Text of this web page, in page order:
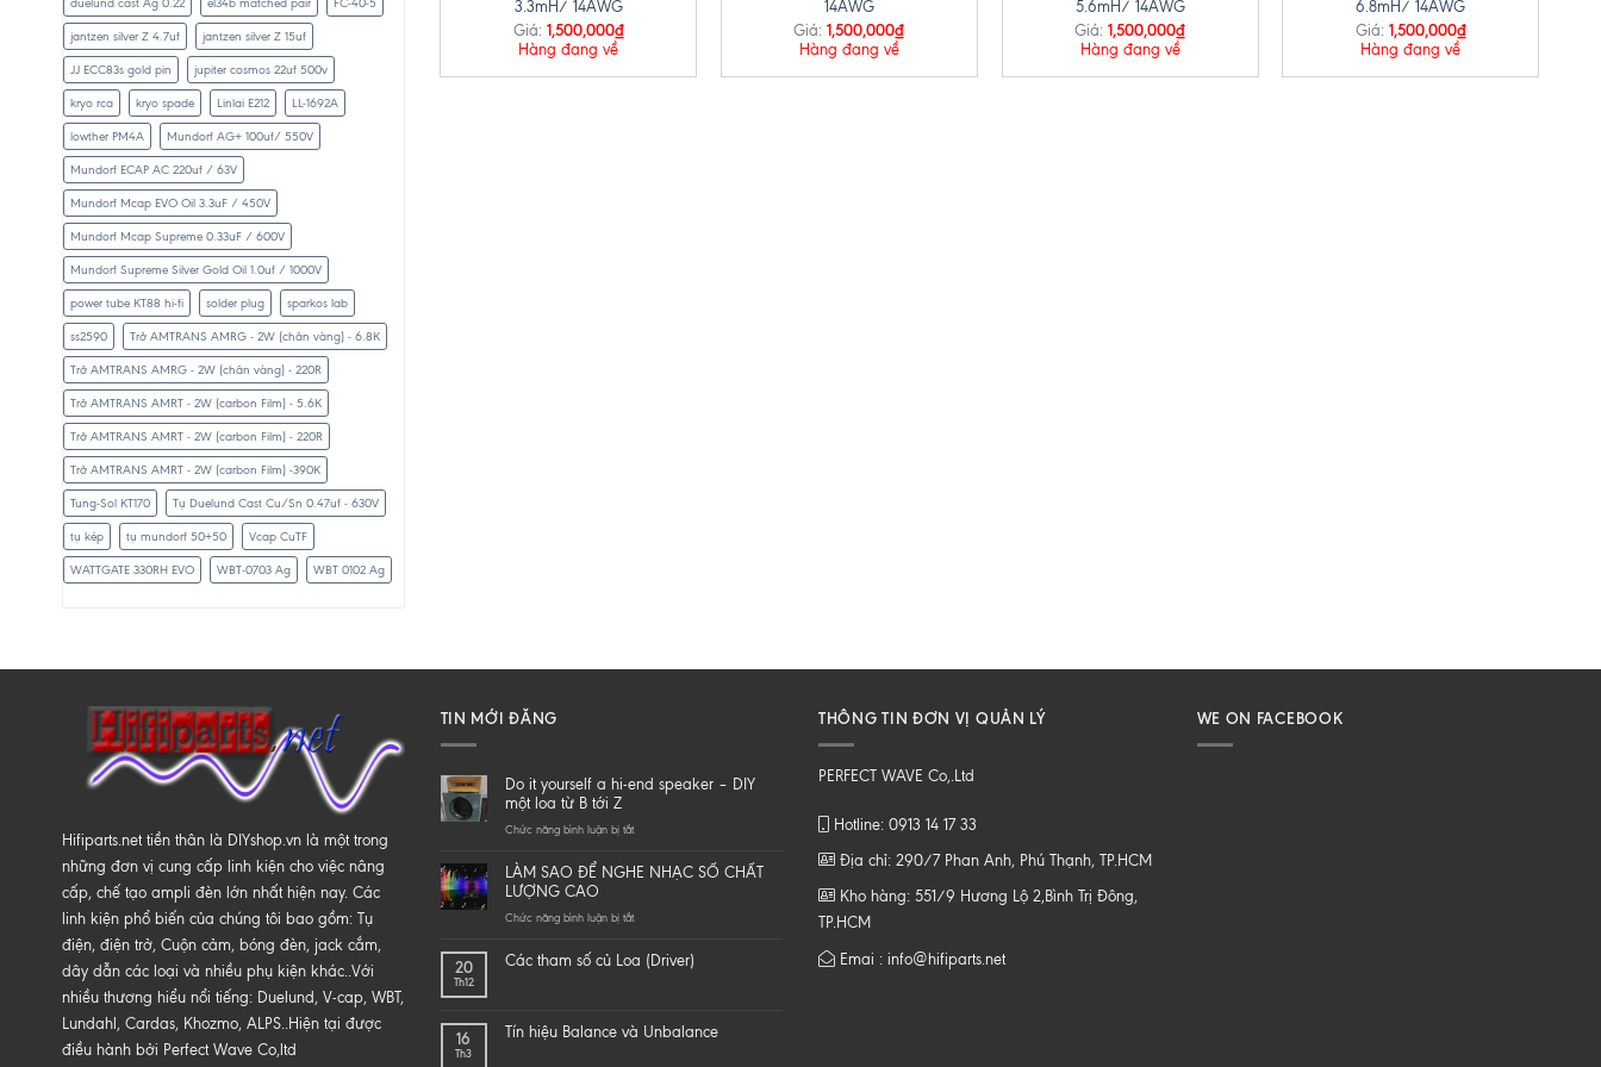
duelund cast Ag 0.22 el34b matched pair FC-40-5
jantzen silver Z 4.7uf jantzen silver Z 15uf
JJ ECC83s gold pin jupiter cosmos 22uf 500v
kryo rca kryo spade Linlai E212 LL-1692A
lowther PM4A Mundorf AG+ 100uf/ 550V
Mundorf ECAP AC 220uf / 63V
Mundorf Mcap EVO Oil 3.3uF / 450V
Mundorf Mcap Supreme 0.33uF / 600V
Mundorf Supreme Silver Gold Oil 1.0uf / 1000V
power tube KT88 hi-fi solder plug sparkos lab
ss2590 Trở AMTRANS AMRG - 2W (chân vàng) - 6.8K
Trở AMTRANS AMRG - 2W (chân vàng) - 220R
Trở AMTRANS AMRT - 2W (carbon Film) - 5.6K
Trở AMTRANS AMRT - 2W (carbon Film) - 220R
Trở AMTRANS AMRT - 2W (carbon Film) -390K
Tung-Sol KT170 Tụ Duelund Cast Cu/Sn 0.47uf - 630V
tụ kép tụ mundorf 50+50 Vcap CuTF
WATTGATE 330RH EVO WBT-0703 Ag WBT 0102 Ag
3.3mH/ 14AWG
Giá: 1,500,000₫
Hàng đang về
14AWG
Giá: 1,500,000₫
Hàng đang về
5.6mH/ 14AWG
Giá: 1,500,000₫
Hàng đang về
6.8mH/ 14AWG
Giá: 1,500,000₫
Hàng đang về
Hifiparts.net tiền thân là DIYshop.vn là một trong
những đơn vị cung cấp linh kiện cho việc nâng
cấp, chế tạo ampli đèn lớn nhất hiện nay. Các
linh kiện phổ biến của chúng tôi bao gồm: Tụ
điện, điện trở, Cuộn cảm, bóng đèn, jack cắm,
dây dẫn các loại và nhiều phụ kiện khác..Với
nhiều thương hiểu nổi tiếng: Duelund, V-cap, WBT,
Lundahl, Cardas, Khozmo, ALPS..Hiện tại được
điều hành bởi Perfect Wave Co,ltd
TIN MỚI ĐĂNG
Do it yourself a hi-end speaker – DIY
một loa từ B tới Z
Chức năng bình luận bị tắtở
it
hi-
speaker
loa
LÀM SAO ĐỂ NGHE NHẠC SỐ CHẤT
LƯỢNG CAO
Chức năng bình luận bị tắtở
SAO
SỐ
20
Th12
Các tham số củ Loa (Driver)
16
Th3
Tín hiệu Balance và Unbalance
THÔNG TIN ĐƠN VỊ QUẢN LÝ
PERFECT WAVE Co,.Ltd
Hotline: 0913 14 17 33
Địa chỉ: 290/7 Phan Anh, Phú Thạnh, TP.HCM
Kho hàng: 551/9 Hương Lộ 2,Bình Trị Đông,
TP.HCM
Emai : info@hifiparts.net
WE ON FACEBOOK